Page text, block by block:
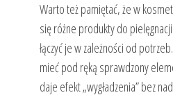
Warto też pamiętać, że w
się różne produkty do
łączyć je w zależności od
mieć pod ręką sprawdzony
daje efekt „wygładzenia” bez